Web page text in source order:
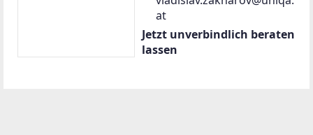
at
Jetzt unverbindlich beraten
lassen